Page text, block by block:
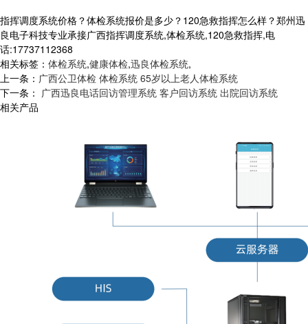
指挥调度系统价格？体检系统报价是多少？120急救指挥怎么样？郑州迅
良电子科技专业承接广西指挥调度系统,体检系统,120急救指挥,电
话:17737112368
相关标签： 体检系统,健康体检,迅良体检系统,
上一条： 广西公卫体检 体检系统 65岁以上老人体检系统
下一条： 广西迅良电话回访管理系统 客户回访系统 出院回访系统
相关产品